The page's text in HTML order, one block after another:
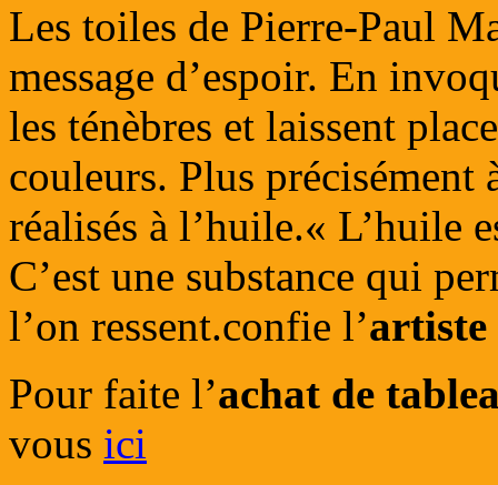
Les toiles de Pierre-Paul
message d’espoir. En
les ténèbres et laissent
couleurs. Plus précisément
réalisés à l’huile.« L’huile
C’est une substance qui
l’on ressent.confie l’
Pour faite l’achat de
vous ici